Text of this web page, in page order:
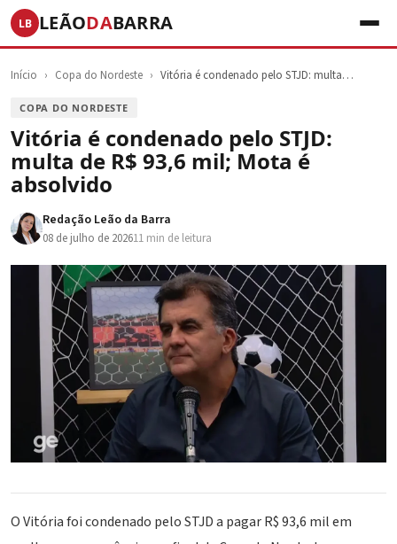
LB LEÃODABARRA
Início › Copa do Nordeste › Vitória é condenado pelo STJD: multa…
COPA DO NORDESTE
Vitória é condenado pelo STJD:
multa de R$ 93,6 mil; Mota é
absolvido
Redação Leão da Barra
08 de julho de 202611 min de leitura
O Vitória foi condenado pelo STJD a pagar R$ 93,6 mil em